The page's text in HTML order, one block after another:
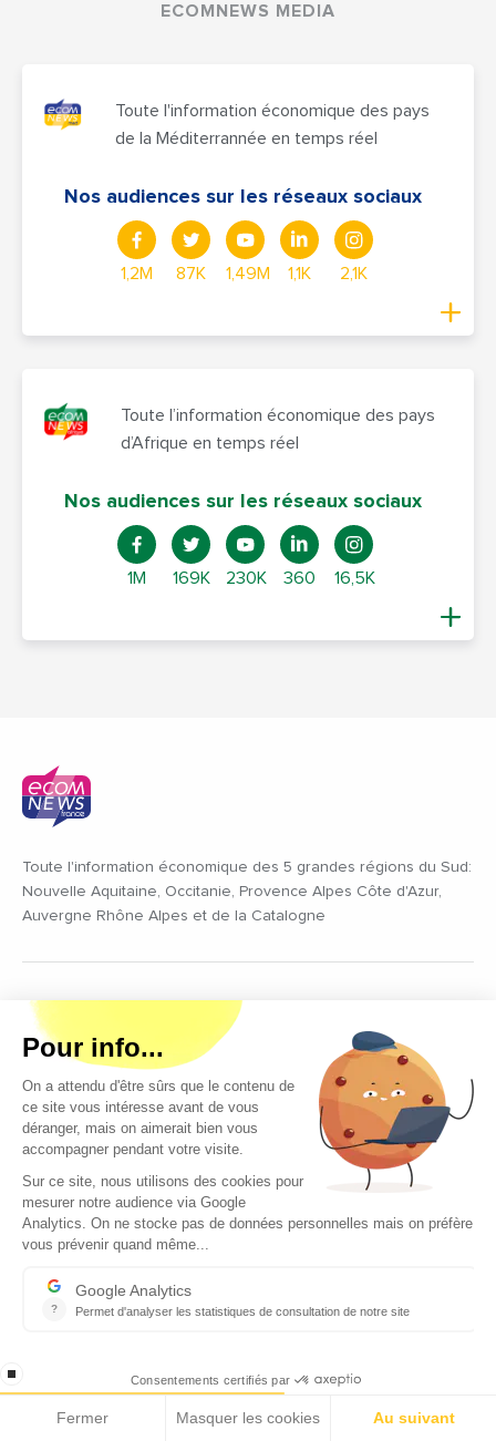
ECOMNEWS MEDIA
Toute l'information économique des pays
de la Méditerrannée en temps réel
Nos audiences sur les réseaux sociaux
1,2M 87K 1,49M 1,1K 2,1K
Toute l’information économique des pays
d’Afrique en temps réel
Nos audiences sur les réseaux sociaux
1M 169K 230K 360 16,5K
Toute l'information économique des 5 grandes régions du Sud:
Nouvelle Aquitaine, Occitanie, Provence Alpes Côte d'Azur,
Auvergne Rhône Alpes et de la Catalogne
ÉCONOMIE
Elle est au coeur de l’action d’Ecomnews afin de comprendre
comment se développent les territoires régionaux et les
Ecomnews sélectionne tous les évènements, manifestations,
Le club des partenaires rassemble les acteurs
économiques et politiques régionaux qui soutiennent
l'action d'Ecomnews